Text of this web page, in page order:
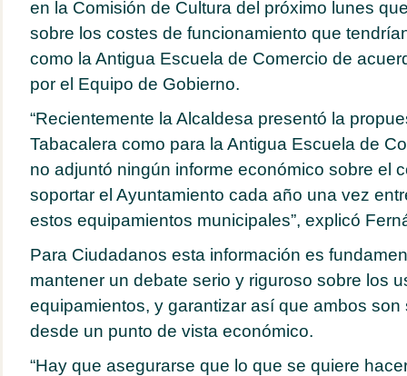
en la Comisión de Cultura del próximo lunes
sobre los costes de funcionamiento que
como la Antigua Escuela de Comercio de
por el Equipo de Gobierno.
“Recientemente la Alcaldesa presentó la
Tabacalera como para la Antigua Escuela de
no adjuntó ningún informe económico sobre el
soportar el Ayuntamiento cada año una vez
estos equipamientos municipales”, explicó
Para Ciudadanos esta información es
mantener un debate serio y riguroso sobre los
equipamientos, y garantizar así que ambos
desde un punto de vista económico.
“Hay que asegurarse que lo que se quiere